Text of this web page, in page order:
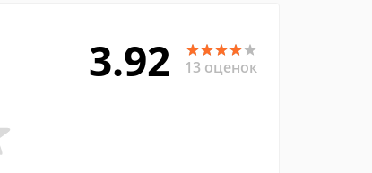
3.92 13 оценок